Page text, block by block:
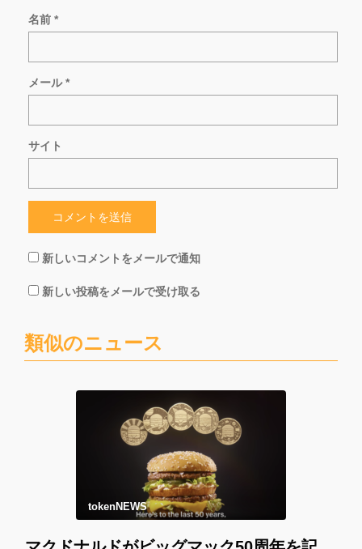
名前 *
メール*
サイト
新しいコメントをメールで通知
新しい投稿をメールで受け取る
類似のニュース
tokenNEWS